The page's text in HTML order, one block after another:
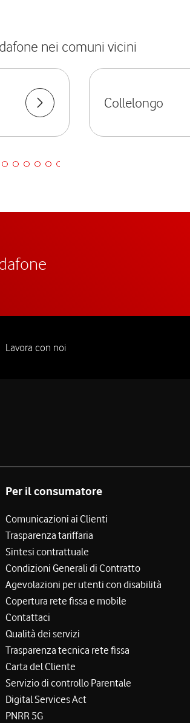
nei comuni vicini
Collelongo
Lavora con noi
Per il consumatore
Comunicazioni ai Clienti
Trasparenza tariffaria
Sintesi contrattuale
Condizioni Generali di Contratto
Agevolazioni per utenti con disabilità
Copertura rete fissa e mobile
Contattaci
Qualità dei servizi
Trasparenza tecnica rete fissa
Carta del Cliente
Servizio di controllo Parentale
Digital Services Act
PNRR 5G